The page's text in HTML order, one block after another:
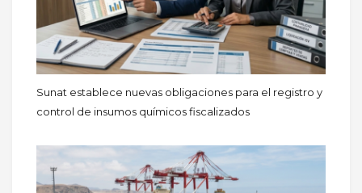
Sunat establece nuevas obligaciones para el registro y
control de insumos químicos fiscalizados